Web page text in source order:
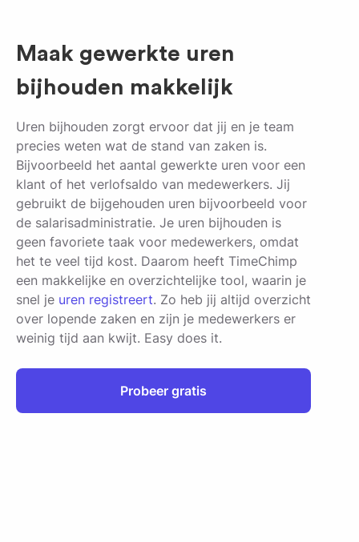
Maak gewerkte uren
bijhouden makkelijk
Uren bijhouden zorgt ervoor dat jij en je team
precies weten wat de stand van zaken is.
Bijvoorbeeld het aantal gewerkte uren voor een
klant of het verlofsaldo van medewerkers. Jij
gebruikt de bijgehouden uren bijvoorbeeld voor
de salarisadministratie. Je uren bijhouden is
geen favoriete taak voor medewerkers, omdat
het te veel tijd kost. Daarom heeft TimeChimp
een makkelijke en overzichtelijke tool, waarin je
snel je uren registreert. Zo heb jij altijd overzicht
over lopende zaken en zijn je medewerkers er
weinig tijd aan kwijt. Easy does it.
Probeer gratis